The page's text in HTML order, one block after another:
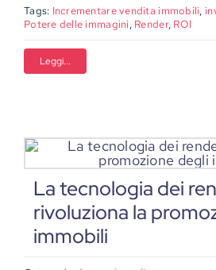
Tags: Incrementare vendita immobili,
Potere delle immagini, Render, ROI
Leggi...
La tecnologia dei
rivoluziona la
immobili